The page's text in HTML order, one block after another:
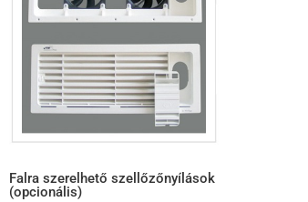
Falra szerelhető szellőzőnyílások
(opcionális)